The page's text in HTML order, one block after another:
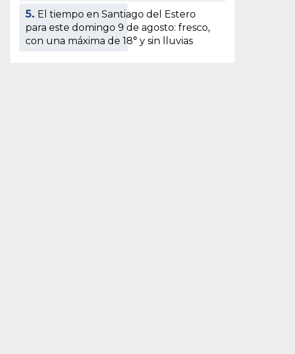
5. El tiempo en Santiago del Estero
para este domingo 9 de agosto: fresco,
con una máxima de 18° y sin lluvias